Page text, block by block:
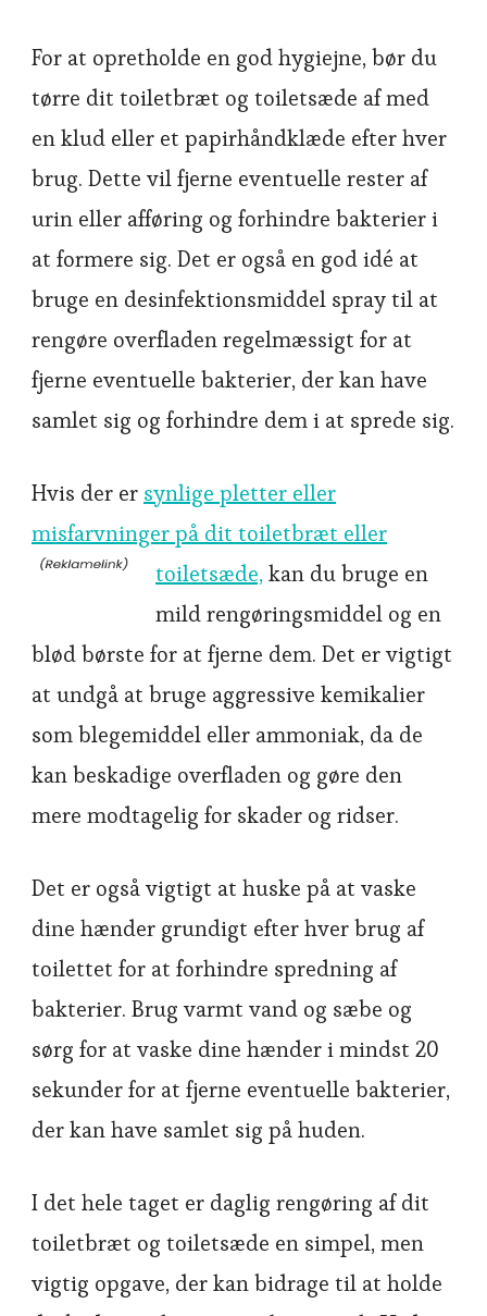
For at opretholde en god hygiejne, bør du
tørre dit toiletbræt og toiletsæde af med
en klud eller et papirhåndklæde efter hver
brug. Dette vil fjerne eventuelle rester af
urin eller afføring og forhindre bakterier i
at formere sig. Det er også en god idé at
bruge en desinfektionsmiddel spray til at
rengøre overfladen regelmæssigt for at
fjerne eventuelle bakterier, der kan have
samlet sig og forhindre dem i at sprede sig.
Hvis der er synlige pletter eller
misfarvninger på dit toiletbræt eller
toiletsæde,kan du bruge en
mild rengøringsmiddel og en
blød børste for at fjerne dem. Det er vigtigt
at undgå at bruge aggressive kemikalier
som blegemiddel eller ammoniak, da de
kan beskadige overfladen og gøre den
mere modtagelig for skader og ridser.
Det er også vigtigt at huske på at vaske
dine hænder grundigt efter hver brug af
toilettet for at forhindre spredning af
bakterier. Brug varmt vand og sæbe og
sørg for at vaske dine hænder i mindst 20
sekunder for at fjerne eventuelle bakterier,
der kan have samlet sig på huden.
I det hele taget er daglig rengøring af dit
toiletbræt og toiletsæde en simpel, men
vigtig opgave, der kan bidrage til at holde